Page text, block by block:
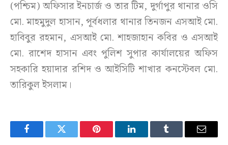
(পশ্চিম) অফিসার ইনচার্জ ও তার টিম, দুর্গাপুর থানার ওসি
মো. মাহমুদুল হাসান, পূর্বধলার থানার তিনজন এসআই মো.
হাবিবুর রহমান, এসআই মো. শাহজাহান কবির ও এসআই
মো. রাশেদ হাসান এবং পুলিশ সুপার কার্যালয়ের অফিস
সহকারি হয়াদার রশিদ ও আইসিটি শাখার কনস্টেবল মো.
তারিকুল ইসলাম।
FacebookTwitter Pinterest LinkedInTumblr Email